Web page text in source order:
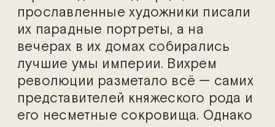
прославленные художники писали
их парадные портреты, а на
вечерах в их домах собирались
лучшие умы империи. Вихрем
революции разметало всё — самих
представителей княжеского рода и
его несметные сокровища. Однако